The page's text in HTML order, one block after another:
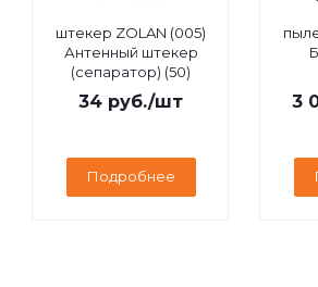
штекер ZOLAN (005)
Антенный штекер
(сепаратор) (50)
34 руб./шт
Подробнее
3